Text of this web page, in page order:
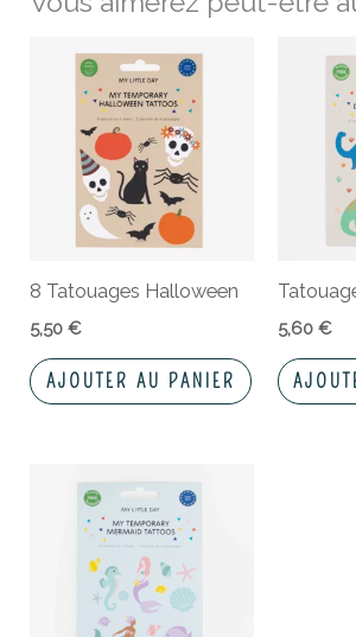
8 Tatouages Halloween
5,50€
AJOUTER AU PANIER
5,60 €